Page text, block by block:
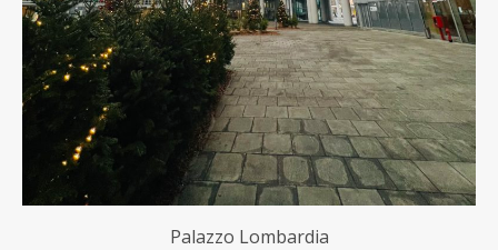
Palazzo Lombardia